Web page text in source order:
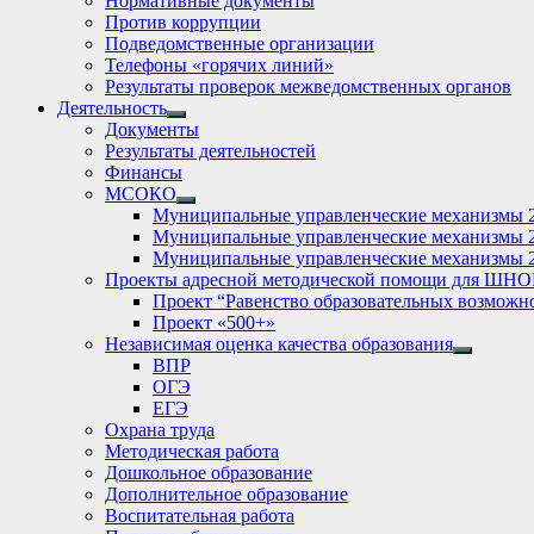
Против коррупции
Подведомственные организации
Телефоны «горячих линий»
Результаты проверок межведомственных органов
Деятельность
Show
sub
menu
Документы
Результаты деятельностей
Финансы
МСОКО
Show
sub
menu
Муниципальные управленческие механизмы
Муниципальные управленческие механизмы
Муниципальные управленческие механизмы
Проекты адресной методической помощи для
Проект “Равенство образовательных
Проект «500+»
Независимая оценка качества образования
Show
ВПР
ОГЭ
ЕГЭ
Охрана труда
Методическая работа
Дошкольное образование
Дополнительное образование
Воспитательная работа